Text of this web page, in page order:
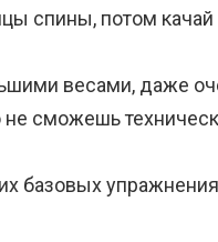
спины, потом качай
весами, даже
сможешь
базовых